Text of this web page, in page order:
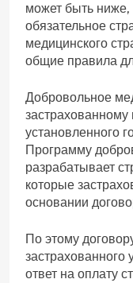
может быть
обязательное
медицинского
общие правила
Добровольное
застрахованному
установленного
Программу
разрабатывает
которые
основании
По этому
застрахованного
ответ на оплату